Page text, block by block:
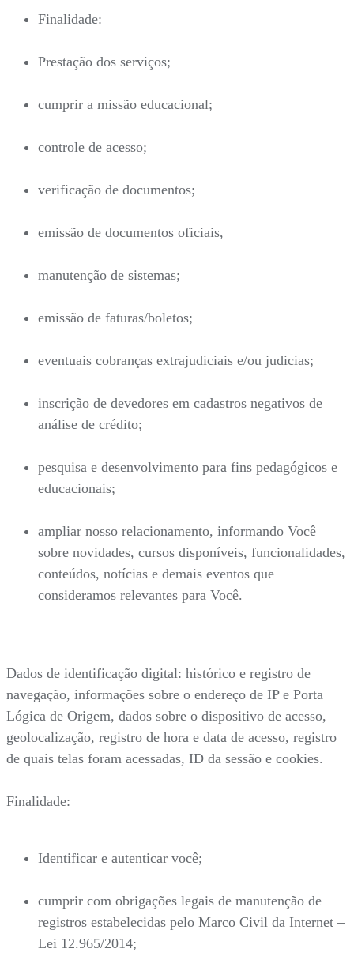
Finalidade:
Prestação dos serviços;
cumprir a missão educacional;
controle de acesso;
verificação de documentos;
emissão de documentos oficiais,
manutenção de sistemas;
emissão de faturas/boletos;
eventuais cobranças extrajudiciais e/ou judicias;
inscrição de devedores em cadastros negativos de
análise de crédito;
pesquisa e desenvolvimento para fins pedagógicos e
educacionais;
ampliar nosso relacionamento, informando Você
sobre novidades, cursos disponíveis, funcionalidades,
conteúdos, notícias e demais eventos que
consideramos relevantes para Você.
Dados de identificação digital: histórico e registro de
navegação, informações sobre o endereço de IP e Porta
Lógica de Origem, dados sobre o dispositivo de acesso,
geolocalização, registro de hora e data de acesso, registro
de quais telas foram acessadas, ID da sessão e cookies.
Finalidade:
Identificar e autenticar você;
cumprir com obrigações legais de manutenção de
registros estabelecidas pelo Marco Civil da Internet –
Lei 12.965/2014;